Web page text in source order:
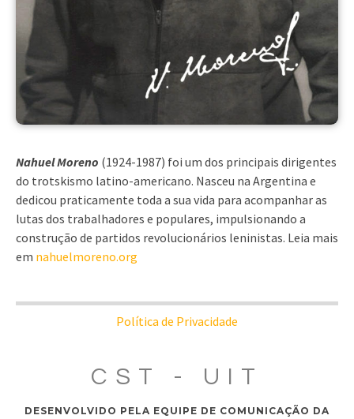
Nahuel Moreno (1924-1987) foi um dos principais dirigentes
do trotskismo latino-americano. Nasceu na Argentina e
dedicou praticamente toda a sua vida para acompanhar as
lutas dos trabalhadores e populares, impulsionando a
construção de partidos revolucionários leninistas. Leia mais
em nahuelmoreno.org
Política de Privacidade
CST - UIT
DESENVOLVIDO PELA EQUIPE DE COMUNICAÇÃO DA